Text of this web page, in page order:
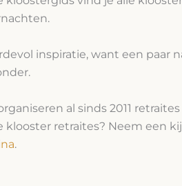
inspiratie, want een paar
al sinds 2011
klooster retraites? Neem een
.